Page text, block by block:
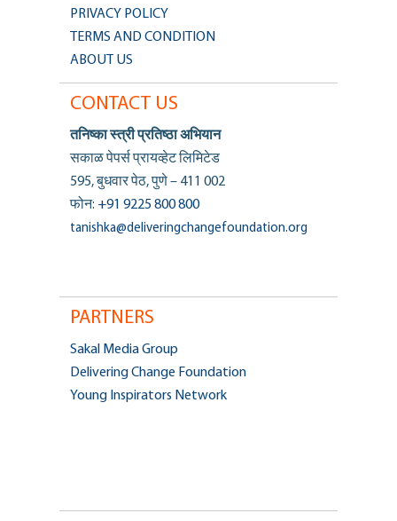
PRIVACY POLICY
TERMS AND CONDITION
ABOUT US
CONTACT US
तनिष्का स्त्री प्रतिष्ठा अभियान
सकाळ पेपर्स प्रायव्हेट लिमिटेड
595, बुधवार पेठ, पुणे – 411 002
फोन: +91 9225 800 800
tanishka@deliveringchangefoundation.org
PARTNERS
Sakal Media Group
Delivering Change Foundation
Young Inspirators Network